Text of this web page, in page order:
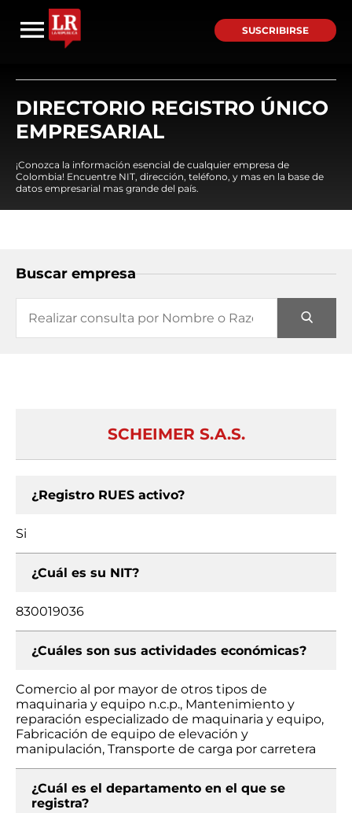
SUSCRIBIRSE
DIRECTORIO REGISTRO ÚNICO
EMPRESARIAL
¡Conozca la información esencial de cualquier empresa de
Colombia! Encuentre NIT, dirección, teléfono, y mas en la base de
datos empresarial mas grande del país.
Buscar empresa
SCHEIMER S.A.S.
¿Registro RUES activo?
Si
¿Cuál es su NIT?
830019036
¿Cuáles son sus actividades económicas?
Comercio al por mayor de otros tipos de
maquinaria y equipo n.c.p., Mantenimiento y
reparación especializado de maquinaria y equipo,
Fabricación de equipo de elevación y
manipulación, Transporte de carga por carretera
¿Cuál es el departamento en el que se
registra?